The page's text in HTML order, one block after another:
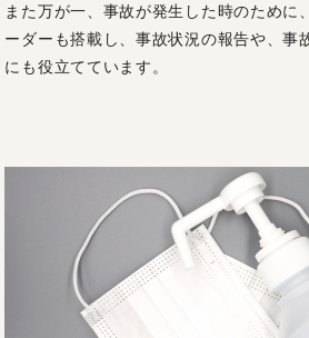
また万が一、事故が発生した時のために
ーダーも搭載し、事故状況の報告や、事
にも役立てています。